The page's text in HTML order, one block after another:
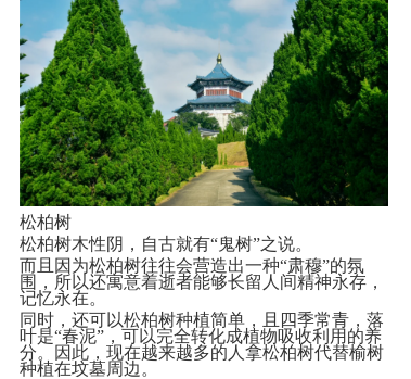
松柏树
松柏树木性阴，自古就有“鬼树”之说。
而且因为松柏树往往会营造出一种“肃穆”的氛
围，所以还寓意着逝者能够长留人间精神永存，
记忆永在。
同时，还可以松柏树种植简单，且四季常青，落
叶是“春泥”，可以完全转化成植物吸收利用的养
分。因此，现在越来越多的人拿松柏树代替榆树
种植在坟墓周边。